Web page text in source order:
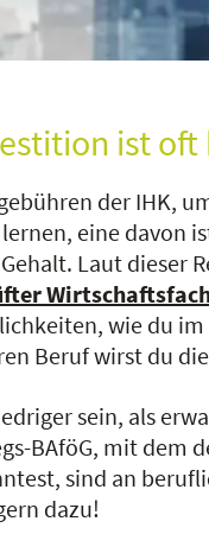
ist
der IHK,
eine davon
Laut dieser
wie du
Beruf wirst du
sein, als
BAföG, mit dem
sind an
dazu!